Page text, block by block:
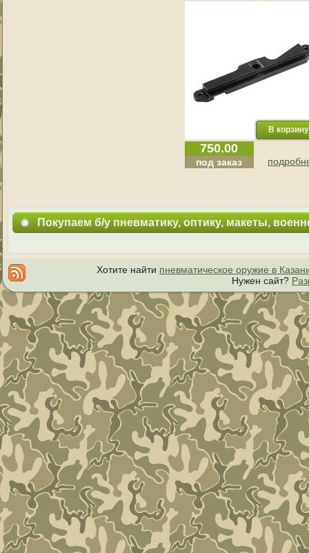
750.00
под заказ
Покупаем б/у пневматику, оптику, макеты,
Хотите найти пневматическое оружие в
Нужен сайт?